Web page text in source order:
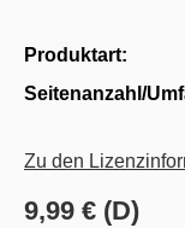
Produktart:
Seitenanzahl/
Zu den
9,99 € (D)